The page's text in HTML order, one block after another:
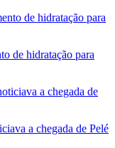
de hidratação para
a chegada de Pelé